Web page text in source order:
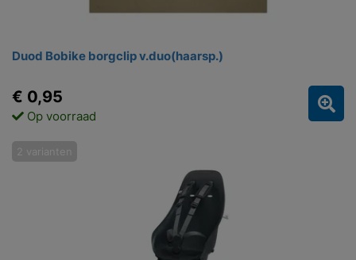
Duod Bobike borgclip v.duo(haarsp.)
€ 0,95
Op voorraad
2 varianten